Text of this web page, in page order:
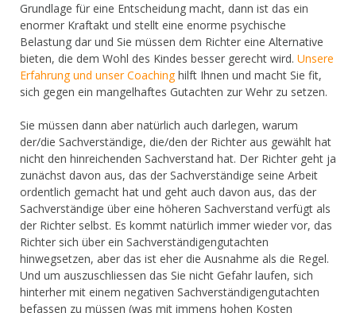
Grundlage für eine Entscheidung macht, dann ist das ein
enormer Kraftakt und stellt eine enorme psychische
Belastung dar und Sie müssen dem Richter eine Alternative
bieten, die dem Wohl des Kindes besser gerecht wird. Unsere
Erfahrung und unser Coachinghilft Ihnen und macht Sie fit,
sich gegen ein mangelhaftes Gutachten zur Wehr zu setzen.
Sie müssen dann aber natürlich auch darlegen, warum
der/die Sachverständige, die/den der Richter aus gewählt hat
nicht den hinreichenden Sachverstand hat. Der Richter geht ja
zunächst davon aus, das der Sachverständige seine Arbeit
ordentlich gemacht hat und geht auch davon aus, das der
Sachverständige über eine höheren Sachverstand verfügt als
der Richter selbst. Es kommt natürlich immer wieder vor, das
Richter sich über ein Sachverständigengutachten
hinwegsetzen, aber das ist eher die Ausnahme als die Regel.
Und um auszuschliessen das Sie nicht Gefahr laufen, sich
hinterher mit einem negativen Sachverständigengutachten
befassen zu müssen (was mit immens hohen Kosten